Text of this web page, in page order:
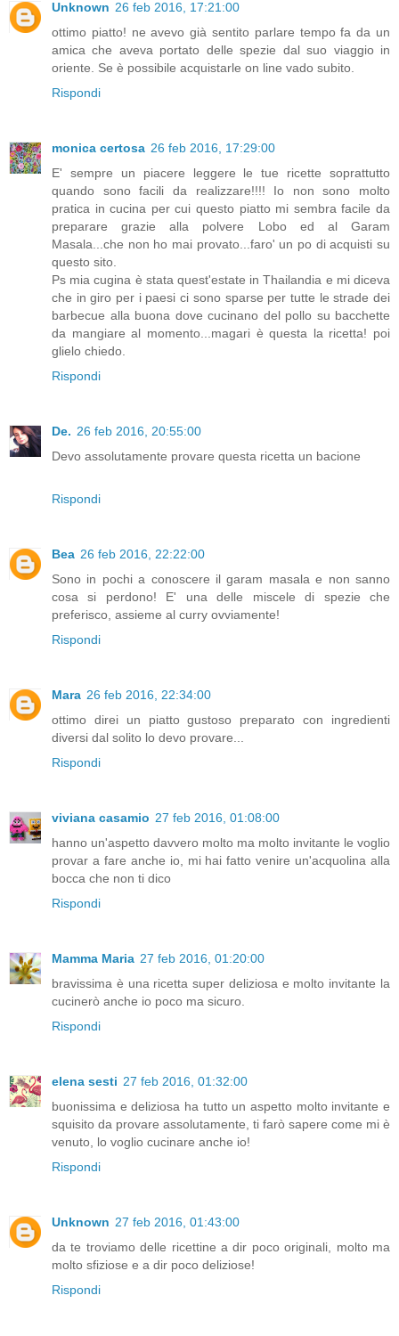
Unknown 26 feb 2016, 17:21:00
ottimo piatto! ne avevo già sentito parlare tempo fa da un
amica che aveva portato delle spezie dal suo viaggio in
oriente. Se è possibile acquistarle on line vado subito.
Rispondi
monica certosa 26 feb 2016, 17:29:00
E' sempre un piacere leggere le tue ricette soprattutto
quando sono facili da realizzare!!!! Io non sono molto
pratica in cucina per cui questo piatto mi sembra facile da
preparare grazie alla polvere Lobo ed al Garam
Masala...che non ho mai provato...faro' un po di acquisti su
questo sito.
Ps mia cugina è stata quest'estate in Thailandia e mi diceva
che in giro per i paesi ci sono sparse per tutte le strade dei
barbecue alla buona dove cucinano del pollo su bacchette
da mangiare al momento...magari è questa la ricetta! poi
glielo chiedo.
Rispondi
De. 26 feb 2016, 20:55:00
Devo assolutamente provare questa ricetta un bacione
Rispondi
Bea 26 feb 2016, 22:22:00
Sono in pochi a conoscere il garam masala e non sanno
cosa si perdono! E' una delle miscele di spezie che
preferisco, assieme al curry ovviamente!
Rispondi
Mara 26 feb 2016, 22:34:00
ottimo direi un piatto gustoso preparato con ingredienti
diversi dal solito lo devo provare...
Rispondi
viviana casamio 27 feb 2016, 01:08:00
hanno un'aspetto davvero molto ma molto invitante le voglio
provar a fare anche io, mi hai fatto venire un'acquolina alla
bocca che non ti dico
Rispondi
Mamma Maria 27 feb 2016, 01:20:00
bravissima è una ricetta super deliziosa e molto invitante la
cucinerò anche io poco ma sicuro.
Rispondi
elena sesti 27 feb 2016, 01:32:00
buonissima e deliziosa ha tutto un aspetto molto invitante e
squisito da provare assolutamente, ti farò sapere come mi è
venuto, lo voglio cucinare anche io!
Rispondi
Unknown 27 feb 2016, 01:43:00
da te troviamo delle ricettine a dir poco originali, molto ma
molto sfiziose e a dir poco deliziose!
Rispondi